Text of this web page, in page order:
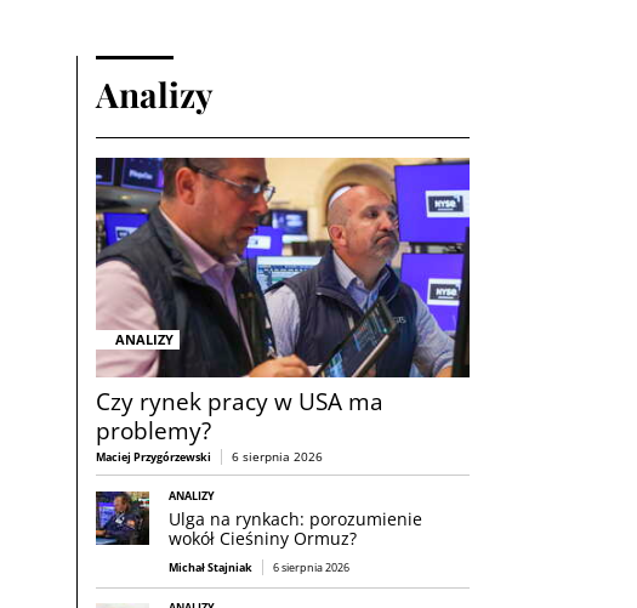
Analizy
ANALIZY
Czy rynek pracy w USA ma
problemy?
Maciej Przygórzewski 6 sierpnia 2026
ANALIZY
Ulga na rynkach: porozumienie
wokół Cieśniny Ormuz?
Michał Stajniak 6 sierpnia 2026